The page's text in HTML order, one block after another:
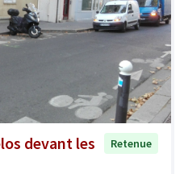
devant les
Retenue